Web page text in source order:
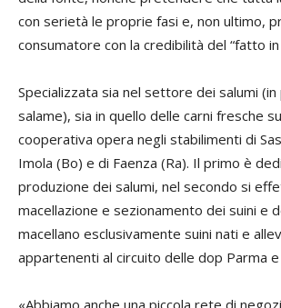
con serietà le proprie fasi e, non ultimo,
consumatore con la credibilità del “fatto in
Specializzata sia nel settore dei salumi
salame), sia in quello delle carni fresche
cooperativa opera negli stabilimenti di
Imola (Bo) e di Faenza (Ra). Il primo è
produzione dei salumi, nel secondo si
macellazione e sezionamento dei suini e
macellano esclusivamente suini nati e
appartenenti al circuito delle dop Parma e
«Abbiamo anche una piccola rete di